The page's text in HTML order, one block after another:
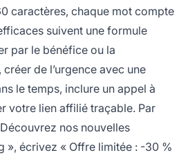
caractères, chaque mot compte
suivent une formule
par le bénéfice ou la
de l’urgence avec une
le temps, inclure un appel à
votre lien affilié traçable. Par
nos nouvelles
», écrivez « Offre limitée : -30 %